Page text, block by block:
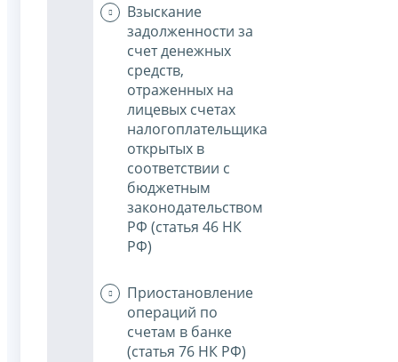
Взыскание
задолженности за
счет денежных
средств,
отраженных на
лицевых счетах
налогоплательщика
открытых в
соответствии с
бюджетным
законодательством
РФ (статья 46 НК
РФ)
Приостановление
операций по
счетам в банке
(статья 76 НК РФ)